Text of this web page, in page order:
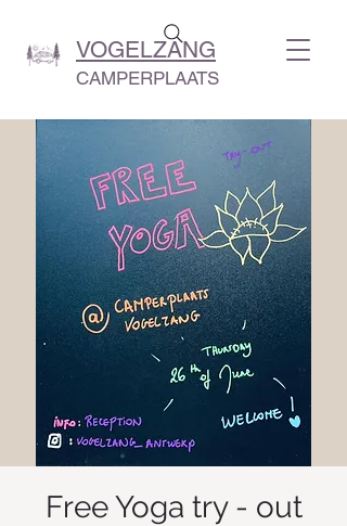
VOGELZANG
CAMPERPLAATS
Free Yoga try - out